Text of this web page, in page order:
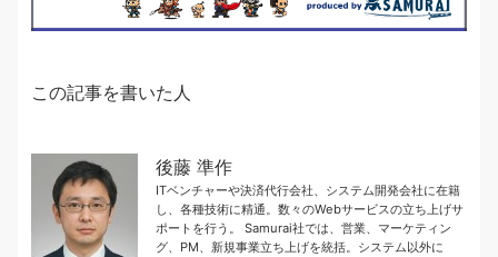
この記事を書いた人
後藤 準作
ITベンチャーや決済代行会社、システム開発会社に在籍
し、各種技術に精通。数々のWebサービスの立ち上げサ
ポートを行う。 Samurai社では、営業、マーケティン
グ、PM、新規事業立ち上げを統括。システム以外に